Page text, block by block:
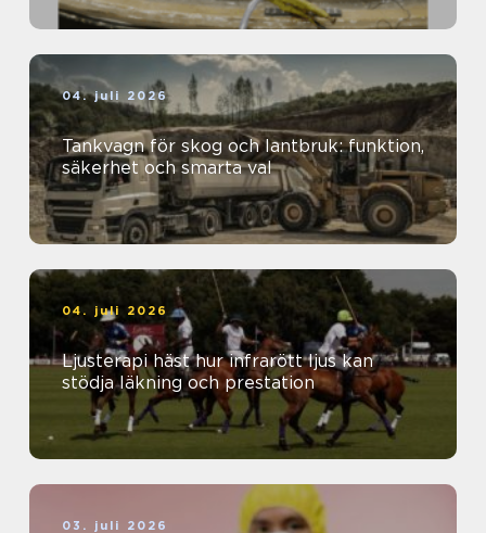
04. juli 2026
Tankvagn för skog och lantbruk: funktion,
säkerhet och smarta val
04. juli 2026
Ljusterapi häst hur infrarött ljus kan
stödja läkning och prestation
03. juli 2026